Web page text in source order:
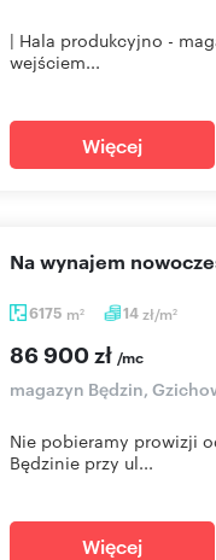
| Hala produkcyjno -
wejściem...
Więcej
6175 m2 14zł/m2
Na wynajem
86 900 zł /mc
magazyn Będzin,
Nie pobieramy prowizji
Będzinie przy ul...
Więcej